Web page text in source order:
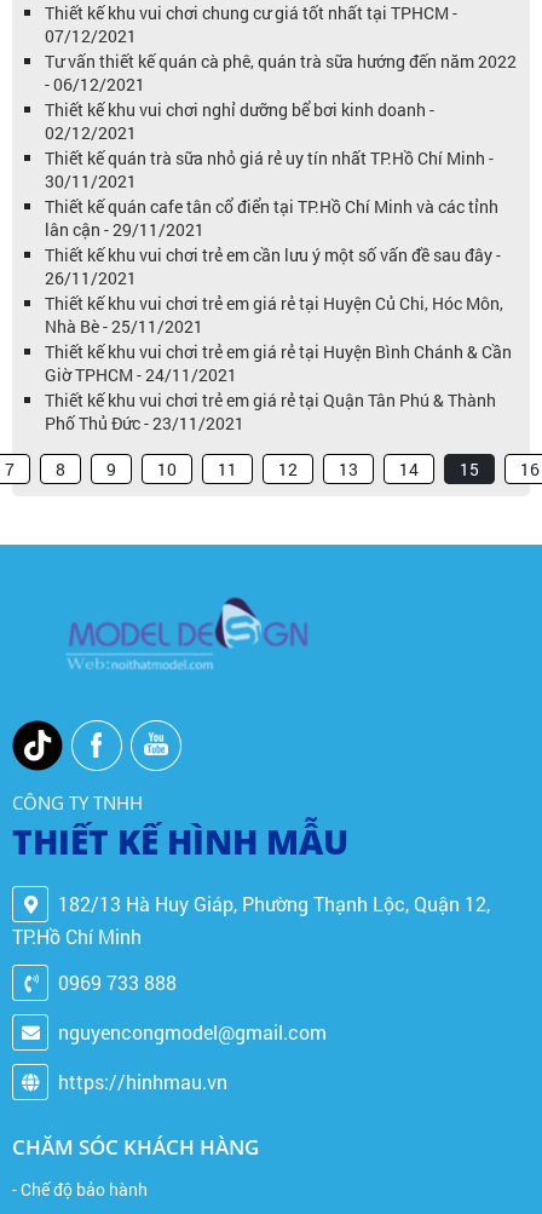
Thiết kế khu vui chơi chung cư giá tốt nhất tại TPHCM -
07/12/2021
Tư vấn thiết kế quán cà phê, quán trà sữa hướng đến năm 2022
- 06/12/2021
Thiết kế khu vui chơi nghỉ dưỡng bể bơi kinh doanh -
02/12/2021
Thiết kế quán trà sữa nhỏ giá rẻ uy tín nhất TP.Hồ Chí Minh -
30/11/2021
Thiết kế quán cafe tân cổ điển tại TP.Hồ Chí Minh và các tỉnh
lân cận - 29/11/2021
Thiết kế khu vui chơi trẻ em cần lưu ý một số vấn đề sau đây -
26/11/2021
Thiết kế khu vui chơi trẻ em giá rẻ tại Huyện Củ Chi, Hóc Môn,
Nhà Bè - 25/11/2021
Thiết kế khu vui chơi trẻ em giá rẻ tại Huyện Bình Chánh & Cần
Giờ TPHCM - 24/11/2021
Thiết kế khu vui chơi trẻ em giá rẻ tại Quận Tân Phú & Thành
Phố Thủ Đức - 23/11/2021
7 8 9 10 11 12 13 14 15 16
CÔNG TY TNHH
THIẾT KẾ HÌNH MẪU
182/13 Hà Huy Giáp, Phường Thạnh Lộc, Quận 12,
TP.Hồ Chí Minh
0969 733 888
nguyencongmodel@gmail.com
https://hinhmau.vn
CHĂM SÓC KHÁCH HÀNG
- Chế độ bảo hành